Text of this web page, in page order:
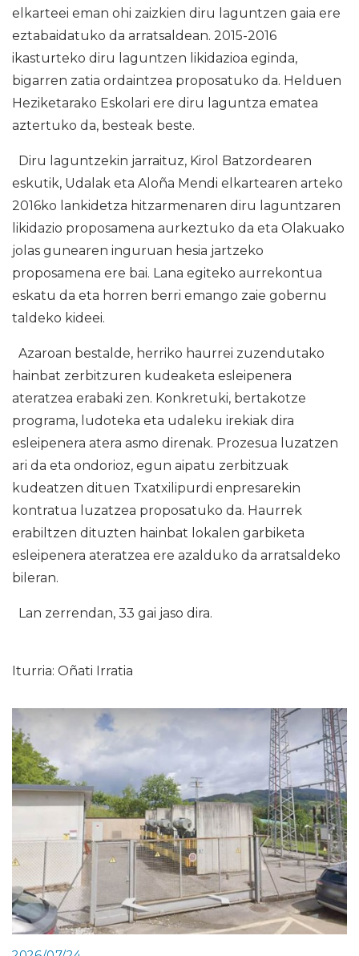
elkarteei eman ohi zaizkien diru laguntzen gaia ere
eztabaidatuko da arratsaldean. 2015-2016
ikasturteko diru laguntzen likidazioa eginda,
bigarren zatia ordaintzea proposatuko da. Helduen
Heziketarako Eskolari ere diru laguntza ematea
aztertuko da, besteak beste.
Diru laguntzekin jarraituz, Kirol Batzordearen
eskutik, Udalak eta Aloña Mendi elkartearen arteko
2016ko lankidetza hitzarmenaren diru laguntzaren
likidazio proposamena aurkeztuko da eta Olakuako
jolas gunearen inguruan hesia jartzeko
proposamena ere bai. Lana egiteko aurrekontua
eskatu da eta horren berri emango zaie gobernu
taldeko kideei.
Azaroan bestalde, herriko haurrei zuzendutako
hainbat zerbitzuren kudeaketa esleipenera
ateratzea erabaki zen. Konkretuki, bertakotze
programa, ludoteka eta udaleku irekiak dira
esleipenera atera asmo direnak. Prozesua luzatzen
ari da eta ondorioz, egun aipatu zerbitzuak
kudeatzen dituen Txatxilipurdi enpresarekin
kontratua luzatzea proposatuko da. Haurrek
erabiltzen dituzten hainbat lokalen garbiketa
esleipenera ateratzea ere azalduko da arratsaldeko
bileran.
Lan zerrendan, 33 gai jaso dira.
Iturria: Oñati Irratia